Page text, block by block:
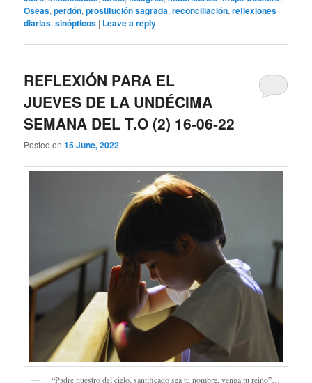
Oseas,perdón,prostitución sagrada,reconciliación,reflexiones
diarias,sinópticos | Leave a reply
REFLEXIÓN PARA EL
JUEVES DE LA UNDÉCIMA
SEMANA DEL T.O (2) 16-06-22
Posted on15 June, 2022
“Padre nuestro del cielo, santificado sea tu nombre, venga tu reino”…